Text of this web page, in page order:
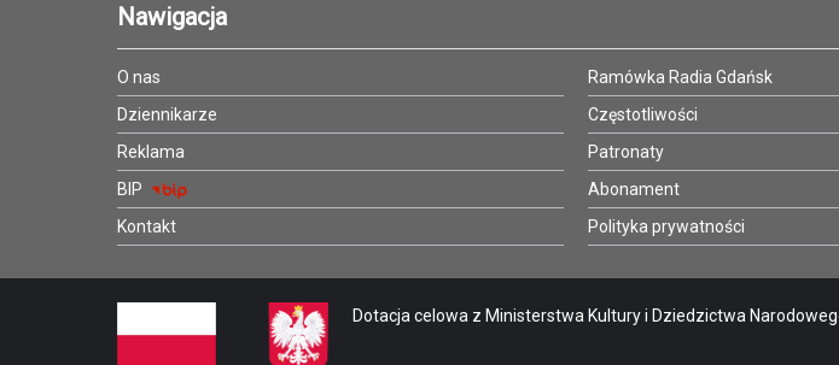
Nawigacja
O nas
Dziennikarze
Reklama
BIP
Kontakt
Ramówka Radia Gdańsk
Częstotliwości
Patronaty
Abonament
Polityka prywatności
Dotacja celowa z Ministerstwa Kultury i Dziedzictwa